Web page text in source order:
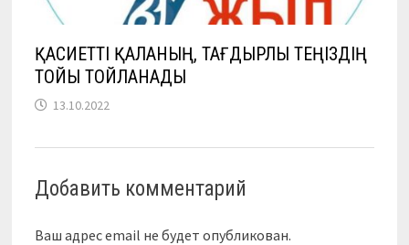
ҚАСИЕТТІ ҚАЛАНЫҢ, ТАҒДЫРЛЫ ТЕҢІЗДІҢ
ТОЙЫ ТОЙЛАНАДЫ
13.10.2022
Добавить комментарий
Ваш адрес email не будет опубликован.